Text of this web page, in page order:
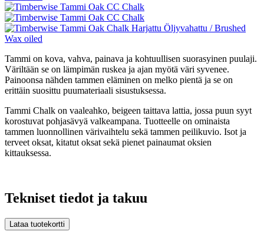
Tammi on kova, vahva, painava ja kohtuullisen suorasyinen puulaji.
Väriltään se on lämpimän ruskea ja ajan myötä väri syvenee.
Painoonsa nähden tammen eläminen on melko pientä ja se on
erittäin suosittu puumateriaali sisustuksessa.
Tammi Chalk on vaaleahko, beigeen taittava lattia, jossa puun syyt
korostuvat pohjasävyä valkeampana. Tuotteelle on ominaista
tammen luonnollinen värivaihtelu sekä tammen peilikuvio. Isot ja
terveet oksat, kitatut oksat sekä pienet painaumat oksien
kittauksessa.
Tekniset tiedot ja takuu
Lataa tuotekortti